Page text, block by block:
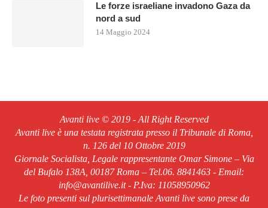
Le forze israeliane invadono Gaza da
nord a sud
14 Maggio 2024
Avanti live © 2019 - All Right Reserved
Avanti live è una testata registrata presso il Tribunale di Roma,
n. 126 del 10 Ottobre 2019
Giornale Socialista, Legale rappresentante Omar Simone – Via
del Bufalo 138A, 00187 Roma – Tel.06. 8841463 - Email:
info@avantilive.it - P.Iva: 11058950962
Le foto presenti sul plurisettimanale Avanti live sono prese da